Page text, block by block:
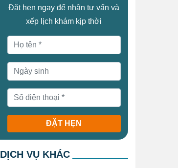
Đặt hẹn ngay để nhận tư vấn và
xếp lịch khám kịp thời
ĐẶT HẸN
DỊCH VỤ KHÁC